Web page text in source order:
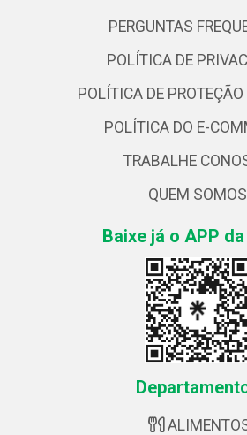
PERGUNTAS
POLÍTICA DE
POLÍTICA DE PROTEÇÃO
POLÍTICA DO E-
TRABALHE
QUEM SOMOS
Baixe já o APP